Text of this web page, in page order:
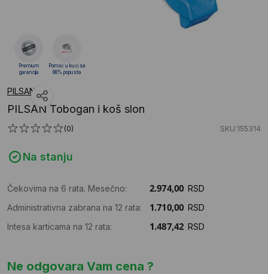
PILSAN
PILSAN Tobogan i koš slon
(0) SKU:155314
Na stanju
Čekovima na 6 rata. Mesečno:
RSD
Administrativna zabrana na 12 rata:
RSD
Intesa karticama na 12 rata:
RSD
Ne odgovara Vam cena ?
Premium
garancija
Pomoć u kući sa
88% popusta